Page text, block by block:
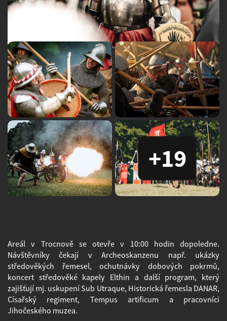
+19
Areál v Trocnově se otevře v 10:00 hodin dopoledne.
Návštěvníky čekají v Archeoskanzenu např. ukázky
středověkých řemesel, ochutnávky dobových pokrmů,
koncert středověké kapely Elthin a další program, který
zajišťují mj. uskupení Sub Utraque, Historická řemesla DANAR,
Císařský regiment, Tempus artificum a pracovníci
Jihočeského muzea.